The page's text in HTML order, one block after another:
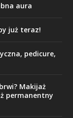
aura
już teraz!
pedicure,
Makijaż
permanentny